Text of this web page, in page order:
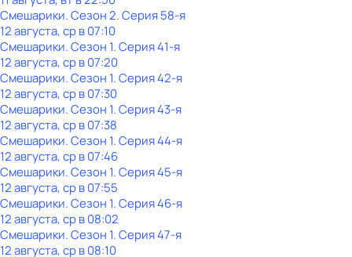
Смешарики. Сезон 2. Серия 58-я
12 августа, ср в 07:10
Смешарики. Сезон 1. Серия 41-я
12 августа, ср в 07:20
Смешарики. Сезон 1. Серия 42-я
12 августа, ср в 07:30
Смешарики. Сезон 1. Серия 43-я
12 августа, ср в 07:38
Смешарики. Сезон 1. Серия 44-я
12 августа, ср в 07:46
Смешарики. Сезон 1. Серия 45-я
12 августа, ср в 07:55
Смешарики. Сезон 1. Серия 46-я
12 августа, ср в 08:02
Смешарики. Сезон 1. Серия 47-я
12 августа, ср в 08:10